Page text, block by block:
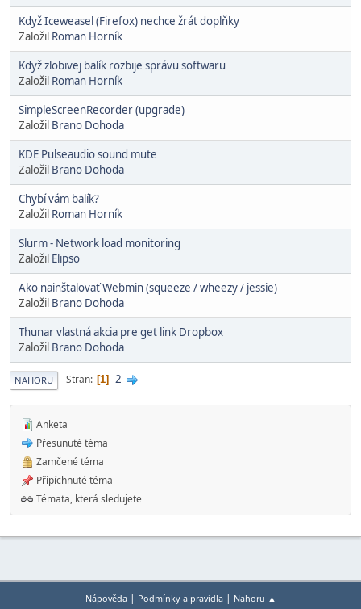
Když Iceweasel (Firefox) nechce žrát doplňky
Založil Roman Horník
Když zlobivej balík rozbije správu softwaru
Založil Roman Horník
SimpleScreenRecorder (upgrade)
Založil Brano Dohoda
KDE Pulseaudio sound mute
Založil Brano Dohoda
Chybí vám balík?
Založil Roman Horník
Slurm - Network load monitoring
Založil Elipso
Ako nainštalovať Webmin (squeeze / wheezy / jessie)
Založil Brano Dohoda
Thunar vlastná akcia pre get link Dropbox
Založil Brano Dohoda
NAHORU Stran 1 2
Anketa
Přesunuté téma
Zamčené téma
Připíchnuté téma
Témata, která sledujete
Nápověda| Podmínky a pravidla| Nahoru ▲